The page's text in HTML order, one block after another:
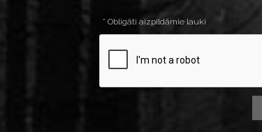
* Obligāti aizpildāmie lauki